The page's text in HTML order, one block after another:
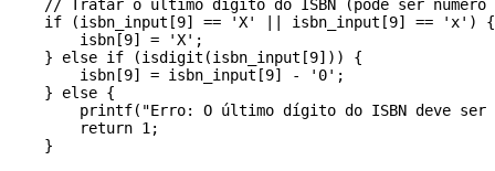
// Tratar o último dígito do ISBN (pode ser número
    if (isbn_input[9] == 'X' || isbn_input[9] == 'x') {
        isbn[9] = 'X';
    } else if (isdigit(isbn_input[9])) {
        isbn[9] = isbn_input[9] - '0';
    } else {
printf("Erro: O último dígito do ISBN deve ser
        return 1;
    }